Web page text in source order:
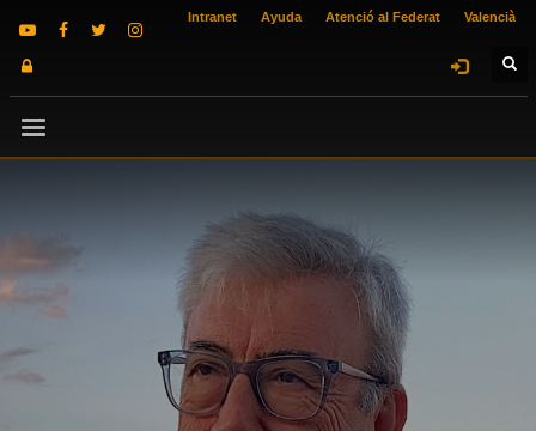
Intranet Ayuda Atenció al Federat Valencià